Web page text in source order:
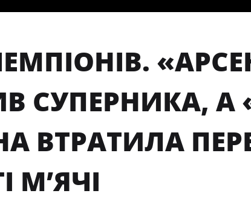
СУПЕРНИКА, А
ВТРАТИЛА
М’ЯЧІ